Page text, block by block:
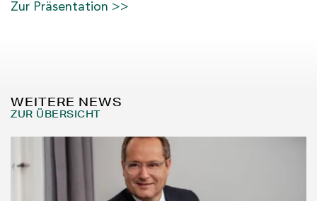
Zur Präsentation >>
WEITERE NEWS
ZUR ÜBERSICHT